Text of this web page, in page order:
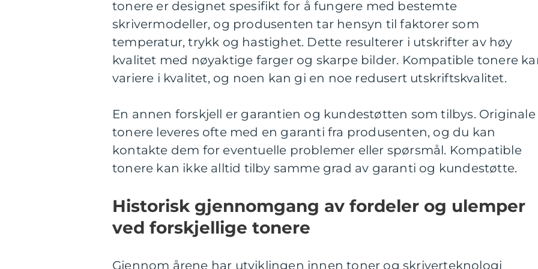
tonere er designet spesifikt for å fungere med bestemte
skrivermodeller, og produsenten tar hensyn til faktorer som
temperatur, trykk og hastighet. Dette resulterer i utskrifter av høy
kvalitet med nøyaktige farger og skarpe bilder. Kompatible tonere
variere i kvalitet, og noen kan gi en noe redusert utskriftskvalitet.
En annen forskjell er garantien og kundestøtten som tilbys. Originale
tonere leveres ofte med en garanti fra produsenten, og du kan
kontakte dem for eventuelle problemer eller spørsmål. Kompatible
tonere kan ikke alltid tilby samme grad av garanti og kundestøtte.
Historisk gjennomgang av fordeler og ulemper
ved forskjellige tonere
Gjennom årene har utviklingen innen toner og skriverteknologi